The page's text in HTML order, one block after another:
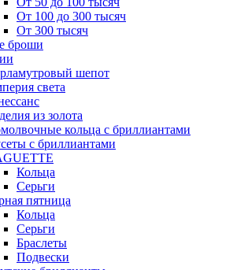
От 100 до 300 тысяч
От 300 тысяч
броши
шепот
света
из золота
кольца с бриллиантами
с бриллиантами
Кольца
Серьги
пятница
Кольца
Серьги
Браслеты
Подвески